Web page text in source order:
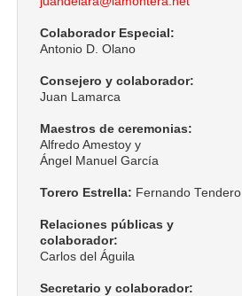
Colaborador Especial:
Antonio D. Olano
Consejero y colaborador:
Juan Lamarca
Maestros de ceremonias:
Alfredo Amestoy y
Ángel Manuel García
Torero Estrella: Fernando Tendero
Relaciones públicas y
colaborador:
Carlos del Águila
Secretario y colaborador: